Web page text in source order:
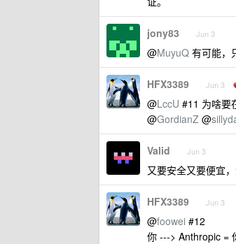
jony83 Jun 3
@MuyuQ 有可能，
HFX3389 Jun 3
@LccU #11 为啥要
@GordianZ @
Valid Jun 3
又要安全又要便宜
HFX3389 Jun 3
@foowei #12
你 ---> Anthropic =